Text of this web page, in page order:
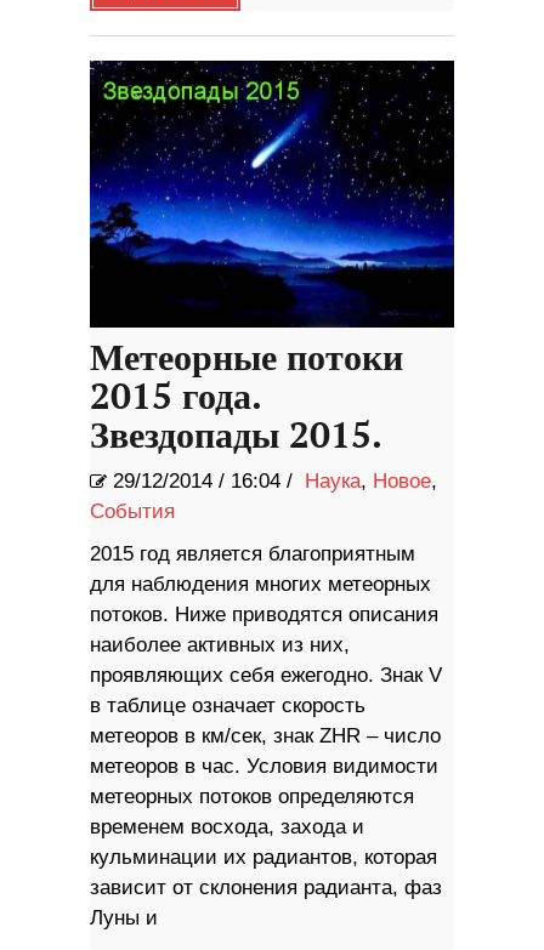
Метеорные потоки
2015 года.
Звездопады 2015.
29/12/2014 / 16:04 / Наука, Новое,
События
2015 год является благоприятным
для наблюдения многих метеорных
потоков. Ниже приводятся описания
наиболее активных из них,
проявляющих себя ежегодно. Знак V
в таблице означает скорость
метеоров в км/сек, знак ZHR – число
метеоров в час. Условия видимости
метеорных потоков определяются
временем восхода, захода и
кульминации их радиантов, которая
зависит от склонения радианта, фаз
Луны и